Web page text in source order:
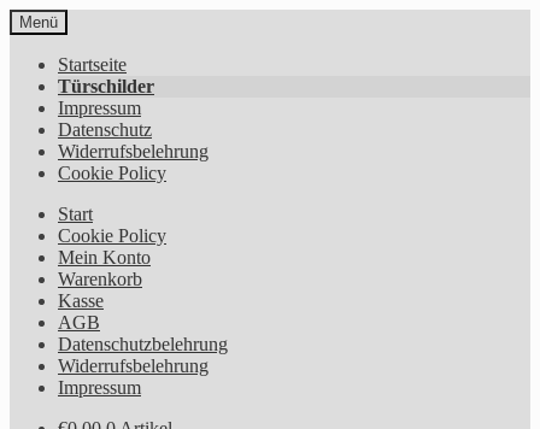
Zur
Navigation
springen
Zum
Inhalt
springen
Menü
Startseite
Türschilder
Impressum
Datenschutz
Widerrufsbelehrung
Cookie Policy
Start
Cookie Policy
Mein Konto
Warenkorb
Kasse
AGB
Datenschutzbelehrung
Widerrufsbelehrung
Impressum